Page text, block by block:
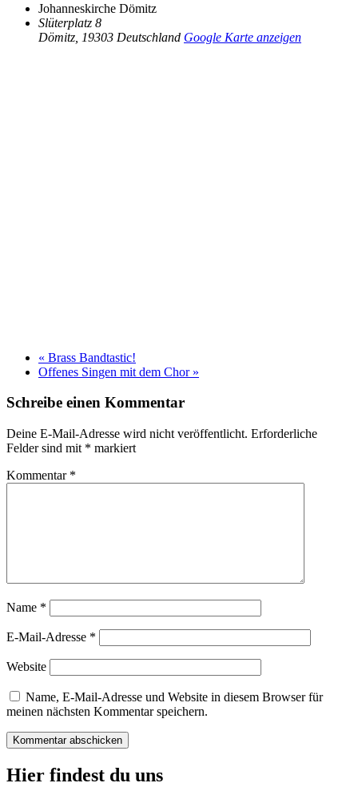
Johanneskirche Dömitz
Slüterplatz 8
Dömitz 19303 Deutschland Google Karte anzeigen
« Brass Bandtastic!
Offenes Singen mit dem Chor »
Schreibe einen Kommentar
Deine E-Mail-Adresse wird nicht veröffentlicht. Erforderliche
Felder sind mit * markiert
Kommentar *
Name *
E-Mail-Adresse *
Website
Name, E-Mail-Adresse und Website in diesem Browser für
meinen nächsten Kommentar speichern.
Hier findest du uns